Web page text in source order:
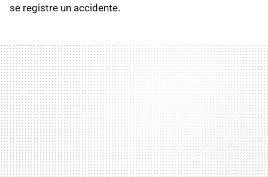
se registre un accidente.